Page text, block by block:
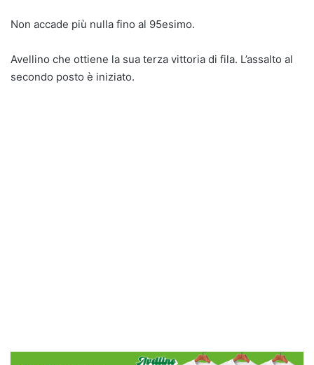
Non accade più nulla fino al 95esimo.
Avellino che ottiene la sua terza vittoria di fila. L’assalto al
secondo posto è iniziato.